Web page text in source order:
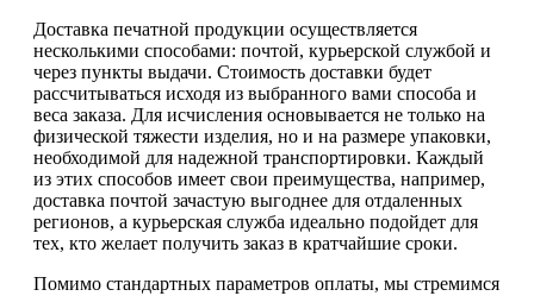
Доставка печатной продукции осуществляется
несколькими способами: почтой, курьерской службой и
через пункты выдачи. Стоимость доставки будет
рассчитываться исходя из выбранного вами способа и
веса заказа. Для исчисления основывается не только на
физической тяжести изделия, но и на размере упаковки,
необходимой для надежной транспортировки. Каждый
из этих способов имеет свои преимущества, например,
доставка почтой зачастую выгоднее для отдаленных
регионов, а курьерская служба идеально подойдет для
тех, кто желает получить заказ в кратчайшие сроки.
Помимо стандартных параметров оплаты, мы стремимся